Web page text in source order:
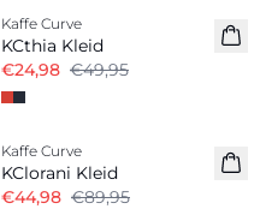
Kaffe Curve
KCthia Kleid
€24,98 €49,95
-50%
Kaffe Curve
KClorani Kleid
€44,98 €89,95